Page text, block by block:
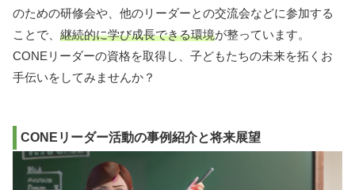
のための研修会や、他のリーダーとの交流会などに参加する
ことで、 継続的に学び成長できる環境が整っています。
CONEリーダーの資格を取得し、子どもたちの未来を拓くお
手伝いをしてみませんか？
CONEリーダー活動の事例紹介と将来展望